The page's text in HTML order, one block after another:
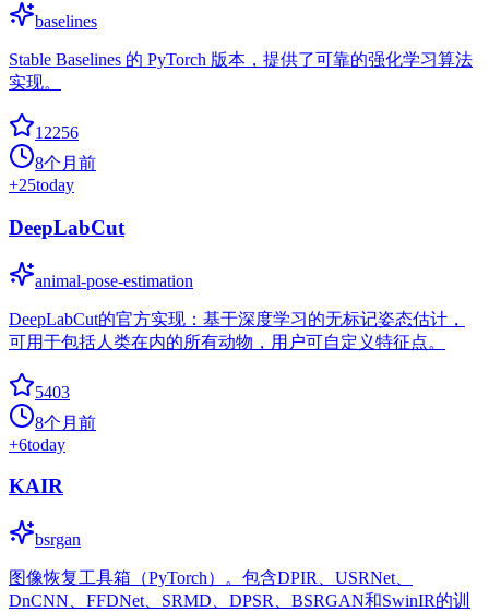
baselines
Stable Baselines 的 PyTorch 版本，提供了可靠的强化学习算法
实现。
12256
8个月前
+25today
DeepLabCut
animal-pose-estimation
DeepLabCut的官方实现：基于深度学习的无标记姿态估计，
可用于包括人类在内的所有动物，用户可自定义特征点。
5403
8个月前
+6today
KAIR
bsrgan
图像恢复工具箱（PyTorch）。包含DPIR、USRNet、
DnCNN、FFDNet、SRMD、DPSR、BSRGAN和SwinIR的训